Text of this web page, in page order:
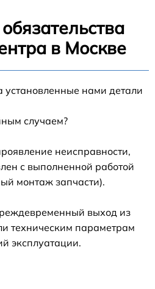
в Москве
установленные нами детали
случаем?
неисправности,
с выполненной работой
монтаж запчасти).
выход из
техническим параметрам
эксплуатации.